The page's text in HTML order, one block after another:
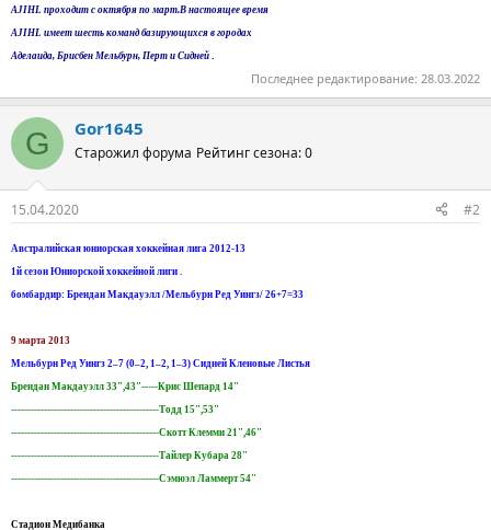
AJIHL проходит с октября по март.В настоящее время
AJIHL имеет шесть команд базирующихся в городах
Аделаида, Брисбен Мельбурн, Перт и Сидней
Последнее редактирование: 28.03.2022
G Gor1645
Старожил форума Рейтинг сезона: 0
15.04.2020 #2
Австралийская юниорская хоккейная лига 2012-13
1й сезон Юниорской хоккейной лиги .
бомбардир: Брендан Макдауэлл /Мельбурн Ред Уингз/ 26+7=33
9 марта 2013
Мельбурн Ред Уингз 2–7 (0–2, 1–2, 1–3) Сидней Кленовые Листья
Брендан Макдауэлл 33",43"-----Крис Шепард 14"
---------------------------------------------Тодд 15",53"
---------------------------------------------Скотт Клемми 21",46"
---------------------------------------------Тайлер Кубара 28"
---------------------------------------------Сэмюэл Ламмерт 54"
Стадион Медибанка